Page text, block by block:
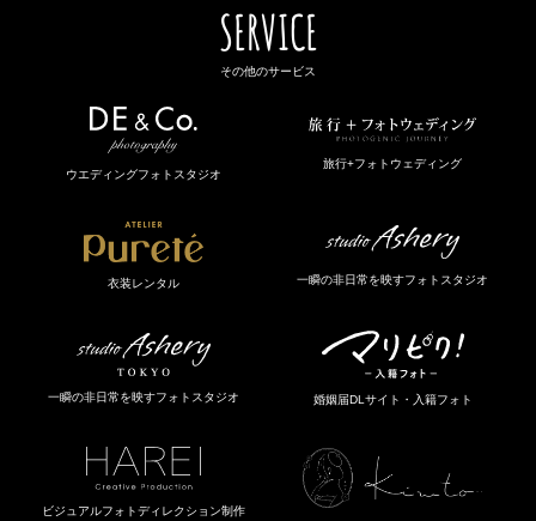
SERVICE
その他のサービス
ウエディングフォトスタジオ
旅行+フォトウェディング
衣装レンタル 一瞬の非日常を映すフォトスタジオ
一瞬の非日常を映すフォトスタジオ 婚姻届DLサイト・入籍フォト
ビジュアルフォトディレクション制作